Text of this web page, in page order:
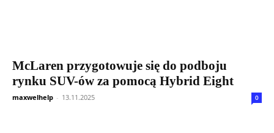
McLaren przygotowuje się do podboju
rynku SUV-ów za pomocą Hybrid Eight
maxwelhelp - 13.11.2025 0